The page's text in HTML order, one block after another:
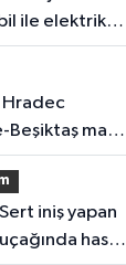
ile elektrikli
1'i ağır 2
Beşiktaş maçı
kaçta?
hasar